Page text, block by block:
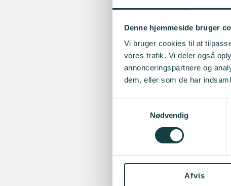
Denne hjemmeside bruger
Vi bruger cookies til at
vores trafik. Vi deler også
annonceringspartnere og
dem, eller som de har
Nødvendig
Afvis